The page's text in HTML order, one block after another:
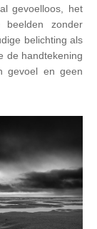
gevoelloos, het
zonder
belichting als
de handtekening
gevoel en geen